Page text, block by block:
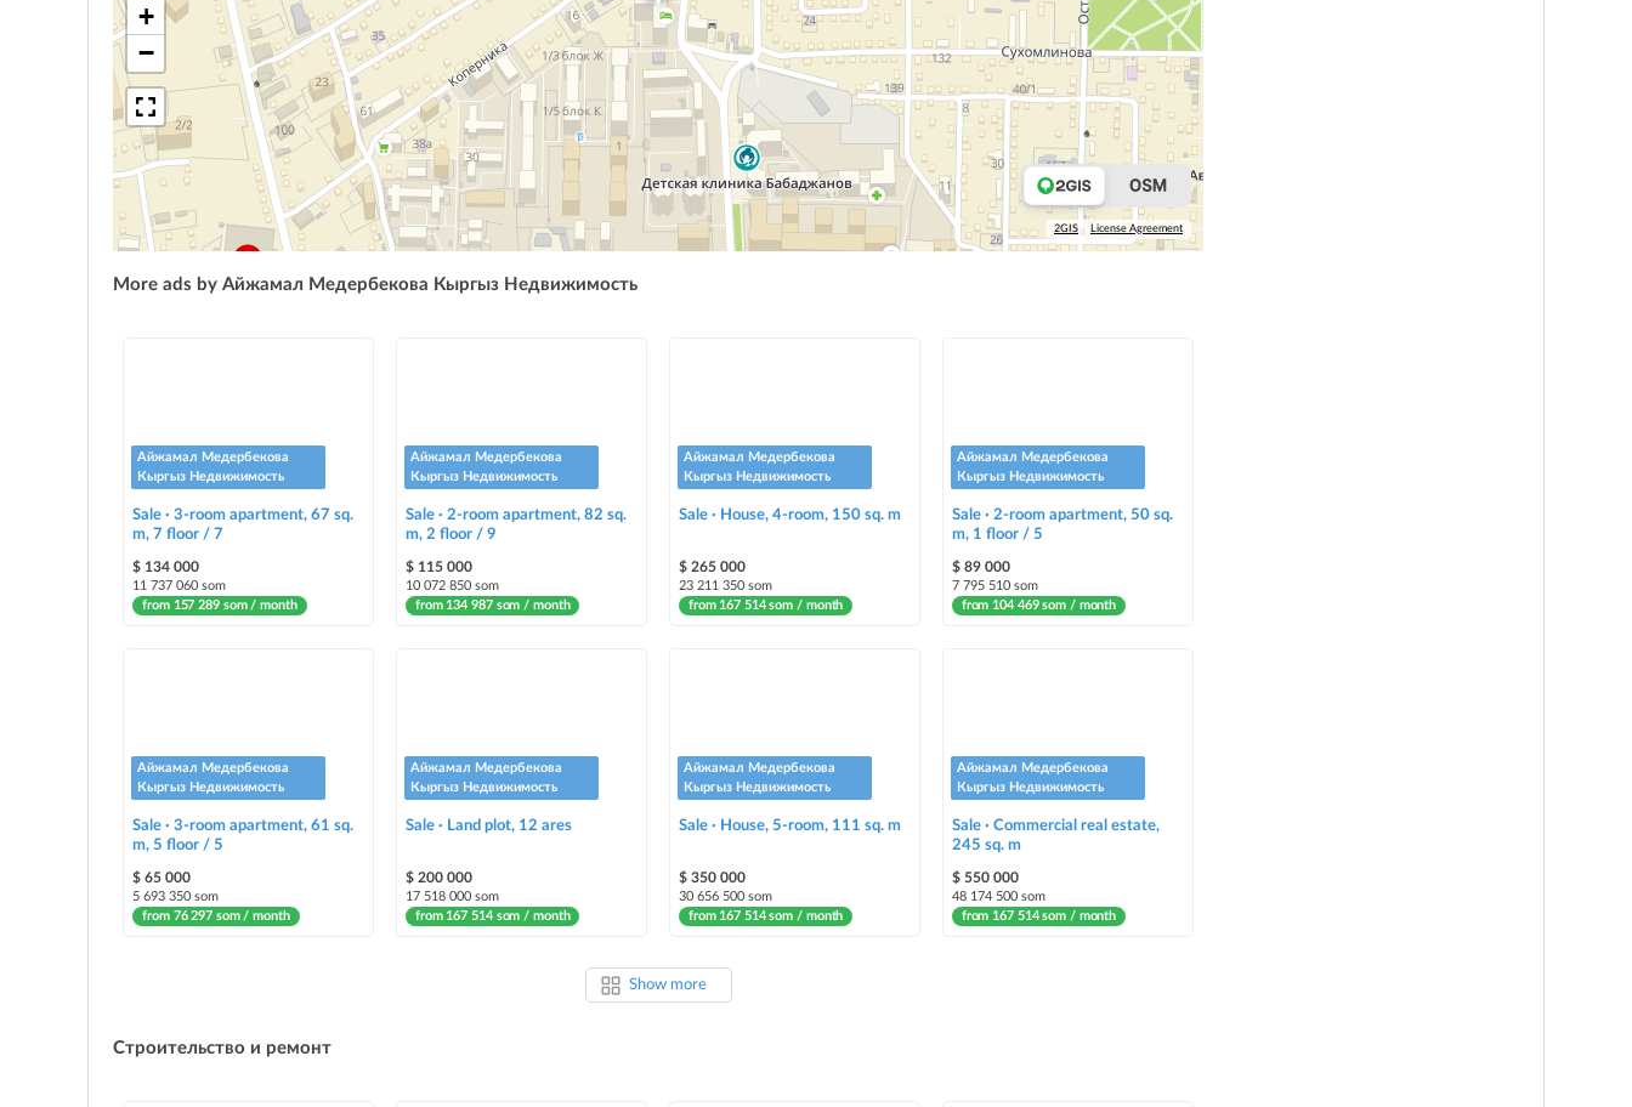
+
−
2GIS License Agreement
More ads by Айжамал Медербекова Кыргыз Недвижимость
Айжамал Медербекова
Кыргыз Недвижимость
Sale · 3-room apartment, 67 sq.
m, 7 floor / 7
$ 134 000
11 737 060 som
from 157 289 som / month
Айжамал Медербекова
Кыргыз Недвижимость
Sale · 2-room apartment, 82 sq.
m, 2 floor / 9
$ 115 000
10 072 850 som
from 134 987 som / month
Айжамал Медербекова
Кыргыз Недвижимость
Sale · House, 4-room, 150 sq. m
$ 265 000
23 211 350 som
from 167 514 som / month
Айжамал Медербекова
Кыргыз Недвижимость
Sale · 2-room apartment, 50 sq.
m, 1 floor / 5
$ 89 000
7 795 510 som
from 104 469 som / month
Айжамал Медербекова
Кыргыз Недвижимость
Sale · 3-room apartment, 61 sq.
m, 5 floor / 5
$ 65 000
5 693 350 som
from 76 297 som / month
Айжамал Медербекова
Кыргыз Недвижимость
Sale · Land plot, 12 ares
$ 200 000
17 518 000 som
from 167 514 som / month
Айжамал Медербекова
Кыргыз Недвижимость
Sale · House, 5-room, 111 sq. m
$ 350 000
30 656 500 som
from 167 514 som / month
Айжамал Медербекова
Кыргыз Недвижимость
Sale · Commercial real estate,
245 sq. m
$ 550 000
48 174 500 som
from 167 514 som / month
Show more
Строительство и ремонт